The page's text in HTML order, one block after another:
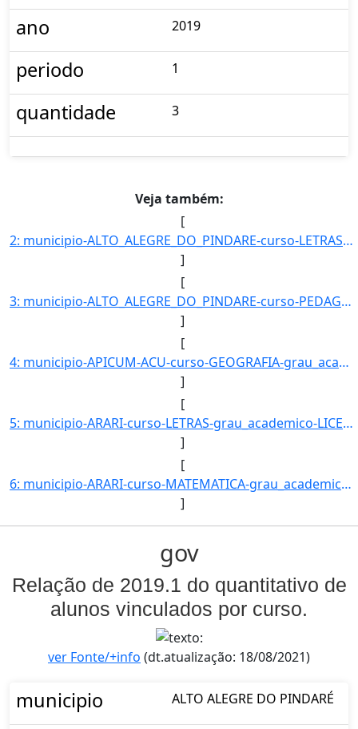
ano 2019
periodo 1
quantidade 3
Veja também:
[
2: municipio-ALTO_ALEGRE_DO_PINDARE-curso-LETRAS-grau_academico-LICENCIATURA_PLENA-turno-Matutino-_Vesp]
]
[
3: municipio-ALTO_ALEGRE_DO_PINDARE-curso-PEDAGOGIA-grau_academico-LICENCIATURA_PLENA-turno-Matutino_e_]
]
[
4: municipio-APICUM-ACU-curso-GEOGRAFIA-grau_academico-PRIMEIRA_LICENCIATURA-turno-Matutino_e_Vespertin]
]
[
5: municipio-ARARI-curso-LETRAS-grau_academico-LICENCIATURA_PLENA-turno-Matutino-_Vespertino_e_Noturno-]
]
[
6: municipio-ARARI-curso-MATEMATICA-grau_academico-LICENCIATURA_PLENA-turno-Matutino-_Vespertino_e_Notu]
]
gov
Relação de 2019.1 do quantitativo de
alunos vinculados por curso.
ver Fonte/+info (dt.atualização: 18/08/2021)
municipio ALTO ALEGRE DO PINDARÉ